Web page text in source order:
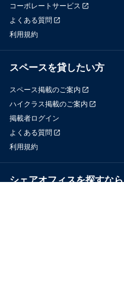
コーポレートサービス
よくある質問
利用規約
スペースを貸したい方
スペース掲載のご案内
ハイクラス掲載のご案内
掲載者ログイン
よくある質問
利用規約
シェアオフィスを探すなら